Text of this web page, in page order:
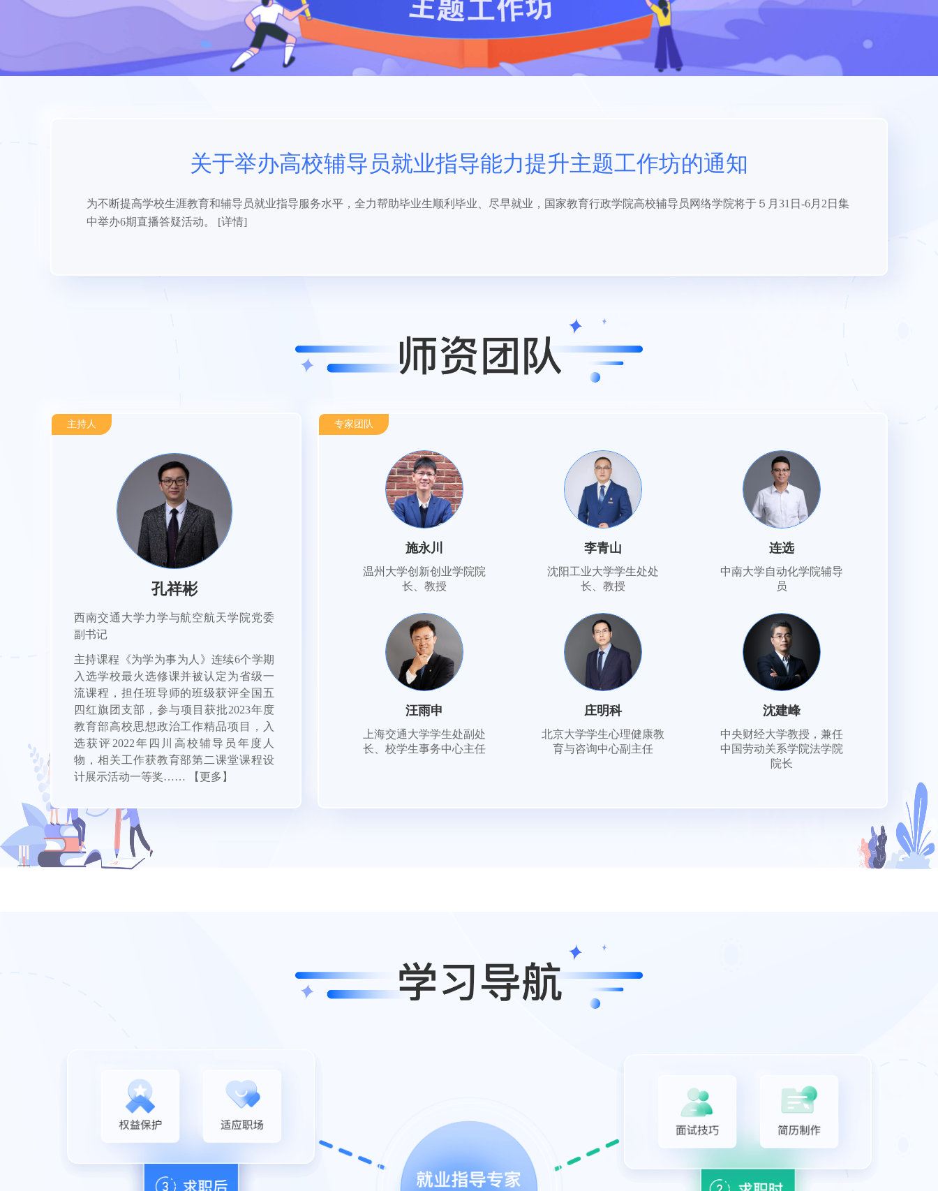
关于举办高校辅导员就业指导能力提升主题工作坊的通知
为不断提高学校生涯教育和辅导员就业指导服务水平，全力帮助毕业生顺利毕业、尽早就业，国家教育行政学院高校辅导员网络学院将于５月31日-6月2日集
中举办6期直播答疑活动。 [详情]
主持人
孔祥彬
西南交通大学力学与航空航天学院党委
副书记
主持课程《为学为事为人》连续6个学期
入选学校最火选修课并被认定为省级一
流课程，担任班导师的班级获评全国五
四红旗团支部，参与项目获批2023年度
教育部高校思想政治工作精品项目，入
选获评2022年四川高校辅导员年度人
物，相关工作获教育部第二课堂课程设
计展示活动一等奖……
【更多】
专家团队
施永川
温州大学创新创业学院院
长、教授
李青山
沈阳工业大学学生处处
长、教授
连选
中南大学自动化学院辅导
员
汪雨申
上海交通大学学生处副处
长、校学生事务中心主任
庄明科
北京大学学生心理健康教
育与咨询中心副主任
沈建峰
中央财经大学教授，兼任
中国劳动关系学院法学院
院长